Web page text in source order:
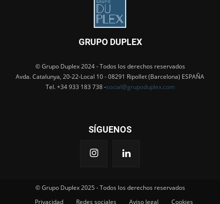
GRUPO DUPLEX
© Grupo Duplex 2024 - Todos los derechos reservados
Avda. Catalunya, 20-22-Local 10 - 08291 Ripollet (Barcelona) ESPAÑA
Tel. +34 933 183 738 -social@grupoduplex.com
SÍGUENOS
© Grupo Duplex 2025 - Todos los derechos reservados
Privacidad
Redes sociales Aviso legal Cookies